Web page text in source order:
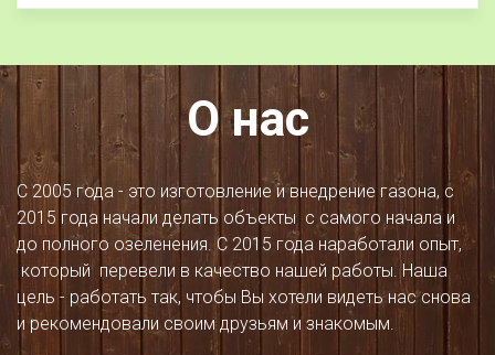
О нас
С 2005 года - это изготовление и внедрение газона, с
2015 года начали делать объекты  с самого начала и
до полного озеленения. С 2015 года наработали опыт,
который  перевели в качество нашей работы. Наша
цель - работать так, чтобы Вы хотели видеть нас снова
и рекомендовали своим друзьям и знакомым.